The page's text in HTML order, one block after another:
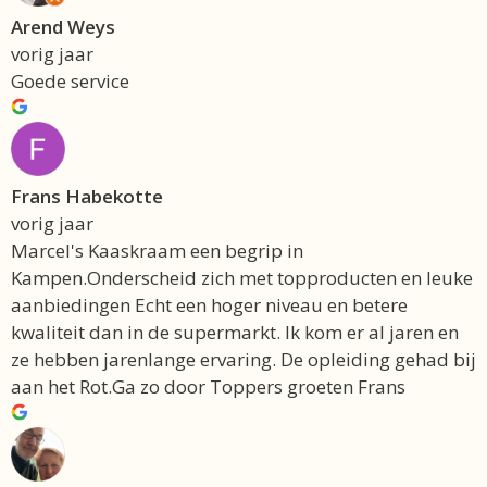
Arend Weys
vorig jaar
Goede service
Frans Habekotte
vorig jaar
Marcel's Kaaskraam een begrip in
Kampen.Onderscheid zich met topproducten en leuke
aanbiedingen Echt een hoger niveau en betere
kwaliteit dan in de supermarkt. Ik kom er al jaren en
ze hebben jarenlange ervaring. De opleiding gehad bij
aan het Rot.Ga zo door Toppers groeten Frans